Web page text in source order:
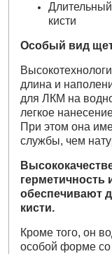
кисти
Особый вид
длина и
для ЛКМ на
легкое
При этом она
службы, чем
герметичность
обеспечивают
кисти.
Кроме того, он
особой форме